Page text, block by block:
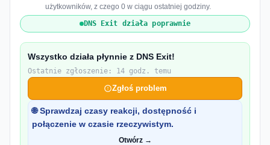
użytkowników, z czego 0 w ciągu ostatniej godziny.
DNS Exit działa poprawnie
Wszystko działa płynnie z DNS Exit!
Ostatnie zgłoszenie: 14 godz. temu
Zgłoś problem
🌐 Sprawdzaj czasy reakcji, dostępność i
połączenie w czasie rzeczywistym.
Otwórz →